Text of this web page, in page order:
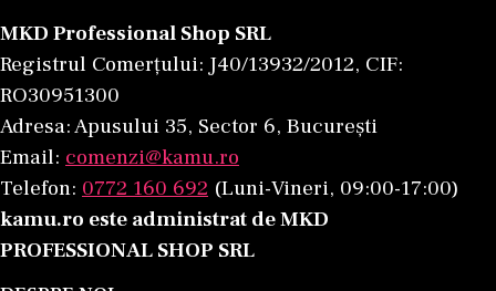
MKD Professional Shop SRL
Registrul Comerțului: J40/13932/2012, CIF:
RO30951300
Adresa: Apusului 35, Sector 6, București
Email: comenzi@kamu.ro
Telefon: 0772 160 692 (Luni-Vineri, 09:00-17:00)
kamu.ro este administrat de MKD
PROFESSIONAL SHOP SRL